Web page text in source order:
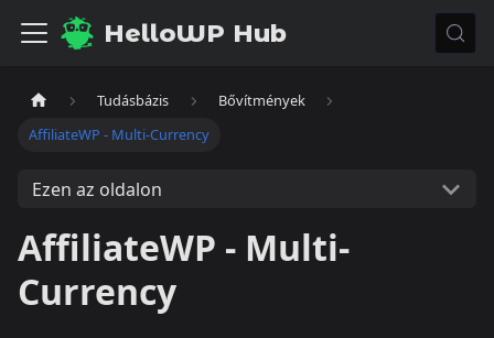
HelloWP Hub
Tudásbázis
Bővítmények
AffiliateWP - Multi-Currency
Ezen az oldalon
AffiliateWP - Multi-
Currency